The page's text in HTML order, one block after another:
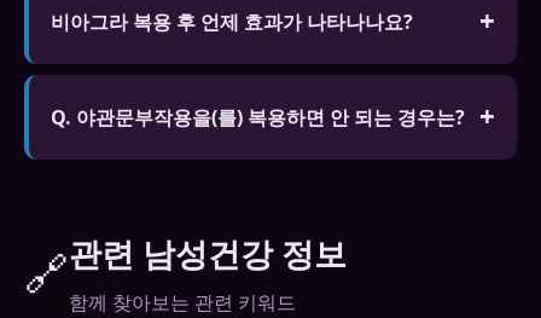
습니다. 다른 제품은 필요할 때만 복용하는 것을 권장
비아그라 복용 후 언제 효과가 나타나나요?
공복 시 30~60분, 지방식 후 60~120분입니다. 성적
자극이 있을 때만 효과가 나타납니다. 음주는 효과를
Q. 야관문부작용을(를) 복용하면 안 되는 경우는?
반드시 전문가와 상담하세요.
🔗관련 남성건강 정보
함께 찾아보는 관련 키워드